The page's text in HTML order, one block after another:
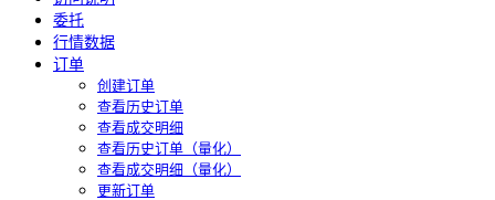
委托
行情数据
订单
创建订单
查看历史订单
查看成交明细
查看历史订单（量化）
查看成交明细（量化）
更新订单